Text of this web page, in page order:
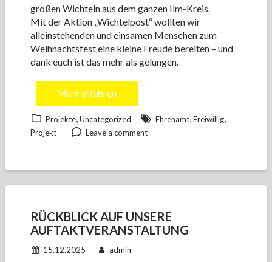
großen Wichteln aus dem ganzen Ilm-Kreis.
Mit der Aktion „Wichtelpost“ wollten wir
alleinstehenden und einsamen Menschen zum
Weihnachtsfest eine kleine Freude bereiten – und
dank euch ist das mehr als gelungen.
Mehr erfahren
Projekte,Uncategorized Ehrenamt,Freiwillig,
Projekt Leave a comment
RÜCKBLICK AUF UNSERE
AUFTAKTVERANSTALTUNG
15.12.2025 admin